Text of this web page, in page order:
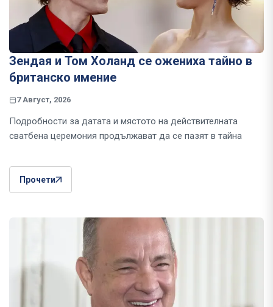
Зендая и Том Холанд се ожениха тайно в
британско имение
7 Август, 2026
Подробности за датата и мястото на действителната
сватбена церемония продължават да се пазят в тайна
Прочети